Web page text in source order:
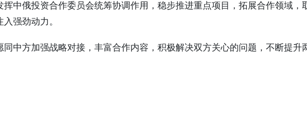
挥中俄投资合作委员会统筹协调作用，稳步推进重点项目，拓展合作领域，
强劲动力。
同中方加强战略对接，丰富合作内容，积极解决双方关心的问题，不断提升